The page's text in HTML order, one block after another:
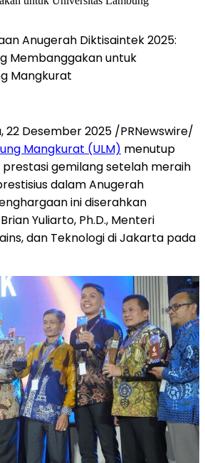
Anugerah Diktisaintek 2025:
Membanggakan untuk
Mangkurat
,22 Desember 2025 /PRNewswire/
Mangkurat (ULM) menutup
gemilang setelah meraih
dalam Anugerah
ini diserahkan
Yuliarto, Ph.D., Menteri
dan Teknologi diJakarta pada